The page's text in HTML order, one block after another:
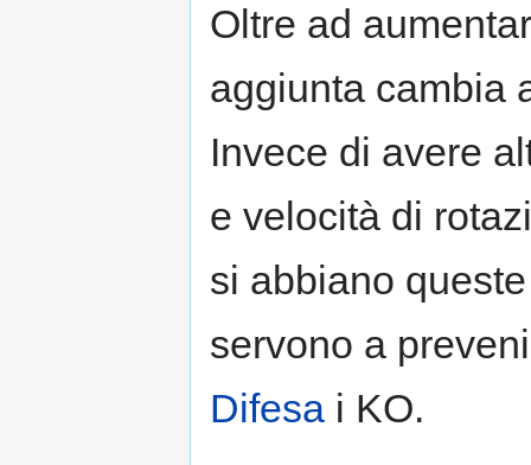
Oltre ad
aggiunta cambia
Invece di avere
e velocità di
si abbiano
servono a
Difesa i KO.